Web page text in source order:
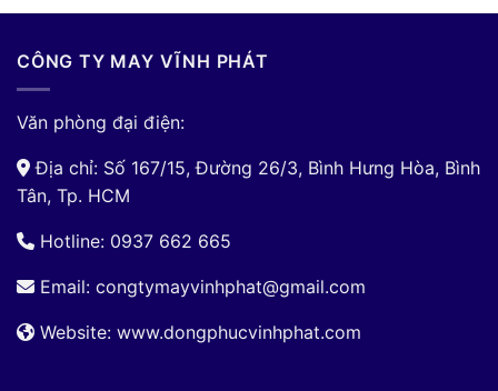
CÔNG TY MAY VĨNH PHÁT
Văn phòng đại điện:
Địa chỉ: Số 167/15, Đường 26/3, Bình Hưng Hòa, Bình
Tân, Tp. HCM
Hotline: 0937 662 665
Email: congtymayvinhphat@gmail.com
Website: www.dongphucvinhphat.com